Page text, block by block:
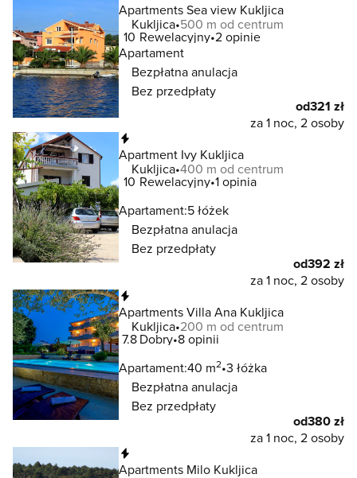
Apartments Sea view Kukljica
Kukljica 500 m od centrum
10 Rewelacyjny 2 opinie
Apartament
Bezpłatna anulacja
Bez przedpłaty
od321 zł
za 1 noc, 2 osoby
Apartment Ivy Kukljica
Kukljica 400 m od centrum
10 Rewelacyjny 1 opinia
Apartament:5 łóżek
Bezpłatna anulacja
Bez przedpłaty
od392 zł
za 1 noc, 2 osoby
Apartments Villa Ana Kukljica
Kukljica 200 m od centrum
7.8 Dobry 8 opinii
Apartament:40 m2 3 łóżka
Bezpłatna anulacja
Bez przedpłaty
od380 zł
za 1 noc, 2 osoby
Apartments Milo Kukljica